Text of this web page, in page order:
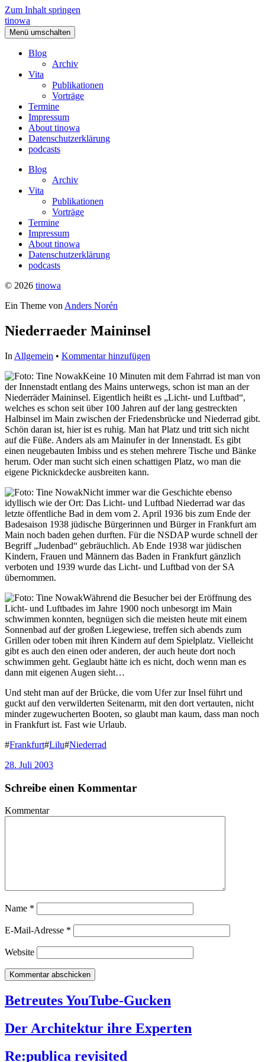
Zum Inhalt springen
tinowa
Menü umschalten
Blog
Archiv
Vita
Publikationen
Vorträge
Termine
Impressum
About tinowa
Datenschutzerklärung
podcasts
Blog
Archiv
Vita
Publikationen
Vorträge
Termine
Impressum
About tinowa
Datenschutzerklärung
podcasts
© 2026 tinowa
Ein Theme von Anders Norén
Niederraeder Maininsel
In Allgemein • Kommentar hinzufügen
Keine 10 Minuten mit dem Fahrrad ist man von
der Innenstadt entlang des Mains unterwegs, schon ist man an der
Niederräder Maininsel. Eigentlich heißt es „Licht- und Luftbad“,
welches es schon seit über 100 Jahren auf der lang gestreckten
Halbinsel im Main zwischen der Friedensbrücke und Niederrad gibt.
Schön daran ist, hier ist es ruhig. Man hat Platz und tritt sich nicht
auf die Füße. Anders als am Mainufer in der Innenstadt. Es gibt
einen neugebauten Imbiss und es stehen mehrere Tische und Bänke
herum. Oder man sucht sich einen schattigen Platz, wo man die
eigene Picknickdecke ausbreiten kann.
Nicht immer war die Geschichte ebenso
idyllisch wie der Ort: Das Licht- und Luftbad Niederrad war das
letzte öffentliche Bad in dem vom 2. April 1936 bis zum Ende der
Badesaison 1938 jüdische Bürgerinnen und Bürger in Frankfurt am
Main noch baden gehen durften. Für die NSDAP wurde schnell der
Begriff „Judenbad“ gebräuchlich. Ab Ende 1938 war jüdischen
Kindern, Frauen und Männern das Baden in Frankfurt gänzlich
verboten und 1939 wurde das Licht- und Luftbad von der SA
übernommen.
Während die Besucher bei der Eröffnung des
Licht- und Luftbades im Jahre 1900 noch unbesorgt im Main
schwimmen konnten, begnügen sich die meisten heute mit einem
Sonnenbad auf der großen Liegewiese, treffen sich abends zum
Grillen oder toben mit ihren Kindern auf dem Spielplatz. Vielleicht
gibt es auch den einen oder anderen, der auch heute dort noch
schwimmen geht. Geglaubt hätte ich es nicht, doch wenn man es
dann mit eigenen Augen sieht…
Und steht man auf der Brücke, die vom Ufer zur Insel führt und
guckt auf den verwilderten Seitenarm, mit den dort vertauten, nicht
minder zugewucherten Booten, so glaubt man kaum, dass man noch
in Frankfurt ist. Fast wie Urlaub.
#Frankfurt#Lilu#Niederrad
28. Juli 2003
Schreibe einen Kommentar
Kommentar
Name *
E-Mail-Adresse *
Website
Betreutes YouTube-Gucken
Der Architektur ihre Experten
Re:publica revisited